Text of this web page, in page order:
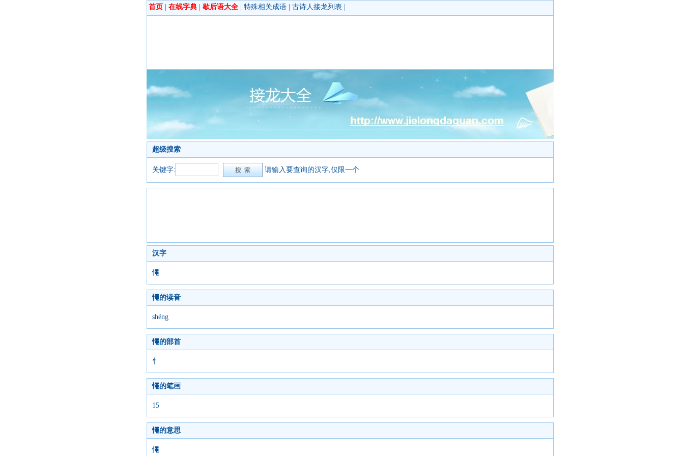
首页 在线字典 歇后语大全 特殊相关成语 古诗人接龙列表
超级搜索
关键字: 请输入要查询的汉字,仅限一个
汉字
憴
憴的读音
shéng
憴的部首
忄
憴的笔画
15
憴的意思
憴